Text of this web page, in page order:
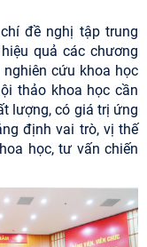
đề nghị tập trung
quả các chương
cứu khoa học
thảo khoa học cần
lượng, có giá trị ứng
định vai trò, vị thế
học, tư vấn chiến